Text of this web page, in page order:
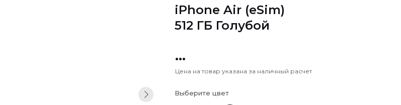
Цена на товар указана за наличный расчет
iPhone Air (eSim)
512 ГБ Голубой
Выберите цвет
...